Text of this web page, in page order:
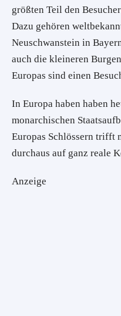
größten Teil den
Dazu gehören
Neuschwanstein in
auch die kleineren
Europas sind einen
In Europa haben haben
monarchischen
Europas Schlössern trifft
durchaus auf ganz reale
Anzeige